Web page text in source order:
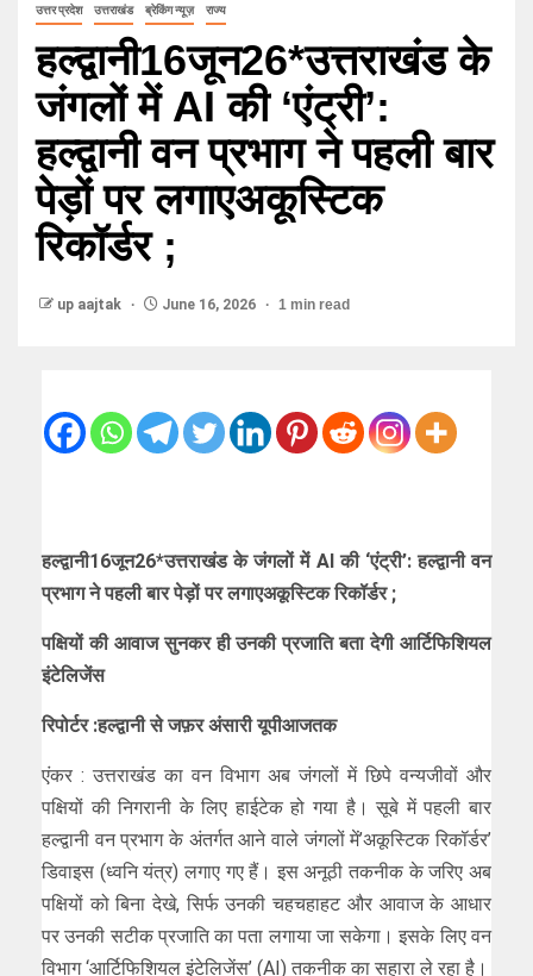
उत्तर प्रदेश उत्तराखंड ब्रेकिंग न्यूज़ राज्य
हल्द्वानी16जून26*उत्तराखंड के
जंगलों में AI की ‘एंट्री’:
हल्द्वानी वन प्रभाग ने पहली बार
पेड़ों पर लगाएअकूस्टिक
रिकॉर्डर ;
up aajtak June 16, 2026 1 min read
हल्द्वानी16जून26*उत्तराखंड के जंगलों में AI की ‘एंट्री’: हल्द्वानी वन
प्रभाग ने पहली बार पेड़ों पर लगाएअकूस्टिक रिकॉर्डर ;
पक्षियों की आवाज सुनकर ही उनकी प्रजाति बता देगी आर्टिफिशियल
इंटेलिजेंस
रिपोर्टर :हल्द्वानी से जफ़र अंसारी यूपीआजतक
एंकर : उत्तराखंड का वन विभाग अब जंगलों में छिपे वन्यजीवों और
पक्षियों की निगरानी के लिए हाईटेक हो गया है। सूबे में पहली बार
हल्द्वानी वन प्रभाग के अंतर्गत आने वाले जंगलों में’अकूस्टिक रिकॉर्डर’
डिवाइस (ध्वनि यंत्र) लगाए गए हैं। इस अनूठी तकनीक के जरिए अब
पक्षियों को बिना देखे, सिर्फ उनकी चहचहाहट और आवाज के आधार
पर उनकी सटीक प्रजाति का पता लगाया जा सकेगा। इसके लिए वन
विभाग ‘आर्टिफिशियल इंटेलिजेंस’ (AI) तकनीक का सहारा ले रहा है।